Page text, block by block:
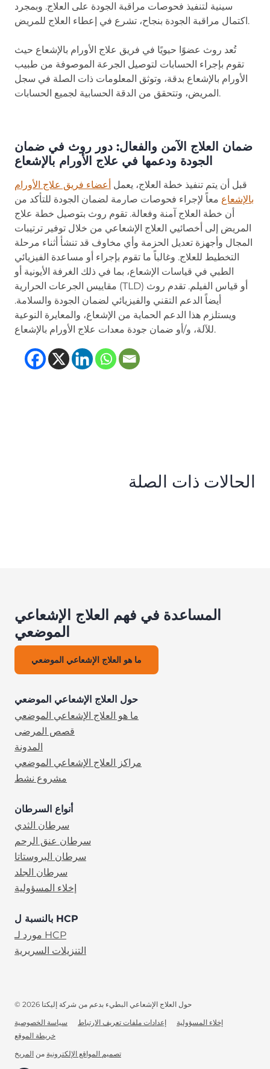
AR
سينية لتنفيذ فحوصات مراقبة الجودة على العلاج. وبمجرد
اكتمال مراقبة الجودة بنجاح، تشرع في إعطاء العلاج للمريض.
تُعد روث عضوًا حيويًا في فريق علاج الأورام بالإشعاع حيث
تقوم بإجراء الحسابات لتوصيل الجرعة الموصوفة من طبيب
الأورام بالإشعاع بدقة، وتوثق المعلومات ذات الصلة في سجل
المريض، وتتحقق من الدقة الحسابية لجميع الحسابات.
ضمان العلاج الآمن والفعال: دور روث في ضمان
الجودة ودعمها في علاج الأورام بالإشعاع
قبل أن يتم تنفيذ خطة العلاج، يعمل أعضاء فريق علاج الأورام
بالإشعاع معاً لإجراء فحوصات صارمة لضمان الجودة للتأكد من
أن خطة العلاج آمنة وفعالة. تقوم روث بتوصيل خطة علاج
المريض إلى أخصائيي العلاج الإشعاعي من خلال توفير ترتيبات
المجال وأجهزة تعديل الحزمة وأي مخاوف قد تنشأ أثناء مرحلة
التخطيط للعلاج. وغالباً ما تقوم بإجراء أو مساعدة الفيزيائي
الطبي في قياسات الإشعاع، بما في ذلك الغرفة الأيونية أو
مقاييس الجرعات الحرارية (TLD) أو قياس الفيلم. تقدم روث
أيضاً الدعم التقني والفيزيائي لضمان الجودة والسلامة.
ويستلزم هذا الدعم الحماية من الإشعاع، والمعايرة النوعية
للآلة، و/أو ضمان جودة معدات علاج الأورام بالإشعاع.
(opens in new tab)
(opens in new tab)
(opens in new
(opens in new
الحالات ذات الصلة
المساعدة في فهم العلاج الإشعاعي
الموضعي
ما هو العلاج الإشعاعي الموضعي
حول العلاج الإشعاعي الموضعي
ما هو العلاج الإشعاعي الموضعي
قصص المرضى
المدونة
مراكز العلاج الإشعاعي الموضعي
مشروع نشط
أنواع السرطان
سرطان الثدي
سرطان عنق الرحم
سرطان البروستاتا
سرطان الجلد
إخلاء المسؤولية
بالنسبة ل HCP
مورد لـ HCP
التنزيلات السريرية
© 2026 حول العلاج الإشعاعي البطيء بدعم من شركة إليكتا
سياسة الخصوصية
إعدادات ملفات تعريف الارتباط
إخلاء المسؤولية
خريطة الموقع
تصميم المواقع الإلكترونية من المريخ